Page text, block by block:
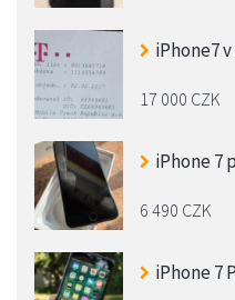
iPhone7
17 000 CZK
iPhone 7
6 490 CZK
iPhone 7